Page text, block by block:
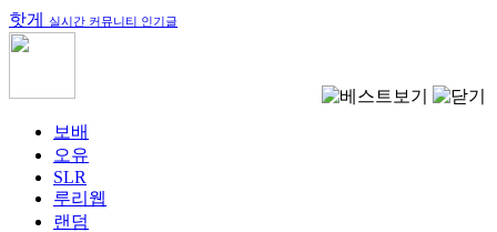
핫게 실시간 커뮤니티 인기글
보배
오유
SLR
루리웹
랜덤